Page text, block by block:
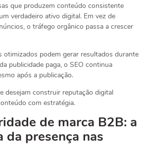
que produzem conteúdo consistente
verdadeiro ativo digital. Em vez de
o tráfego orgânico passa a crescer
otimizados podem gerar resultados durante
publicidade paga, o SEO continua
após a publicação.
desejam construir reputação digital
com estratégia.
de marca B2B: a
presença nas